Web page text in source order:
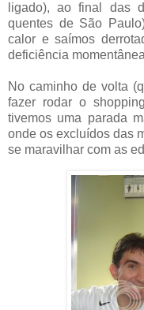
ligado), ao final das
quentes de São
calor e saímos
deficiência
No caminho de volta
fazer rodar o
tivemos uma parada
onde os excluídos das
se maravilhar com as